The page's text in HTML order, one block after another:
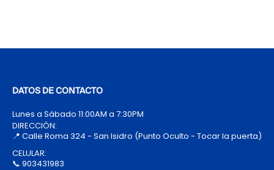
DATOS DE CONTACTO
Lunes a Sábado 11:00AM a 7:30PM
DIRECCIÓN:
📍 Calle Roma 324 - San Isidro (Punto Oculto - Tocar la puerta)
CELULAR:
📞 903431983